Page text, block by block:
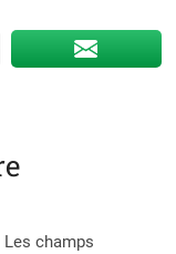
Les champs